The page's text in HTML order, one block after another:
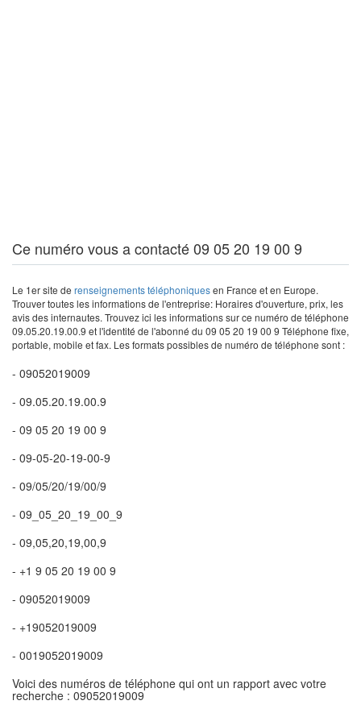
Ce numéro vous a contacté 09 05 20 19 00 9
Le 1er site de renseignements téléphoniquesen France et en Europe.
Trouver toutes les informations de l'entreprise: Horaires d'ouverture, prix, les
avis des internautes. Trouvez ici les informations sur ce numéro de téléphone
09.05.20.19.00.9 et l'identité de l'abonné du 09 05 20 19 00 9 Téléphone fixe,
portable, mobile et fax. Les formats possibles de numéro de téléphone sont :
- 09052019009
- 09.05.20.19.00.9
- 09 05 20 19 00 9
- 09-05-20-19-00-9
- 09/05/20/19/00/9
- 09_05_20_19_00_9
- 09,05,20,19,00,9
- +1 9 05 20 19 00 9
- 09052019009
- +19052019009
- 0019052019009
Voici des numéros de téléphone qui ont un rapport avec votre
recherche : 09052019009